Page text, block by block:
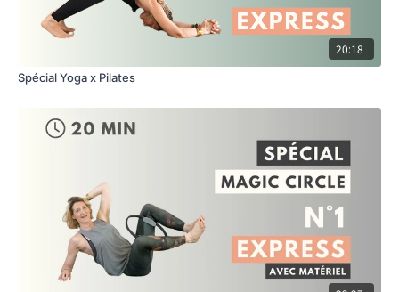
20:18
Spécial Yoga x Pilates